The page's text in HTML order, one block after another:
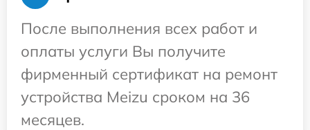
После выполнения всех работ и
оплаты услуги Вы получите
фирменный сертификат на ремонт
устройства Meizu сроком на 36
месяцев.